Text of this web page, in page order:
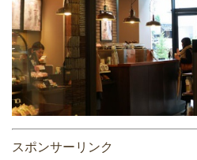
スポンサーリンク